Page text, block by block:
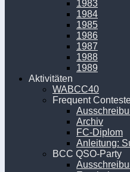
1983
1984
1985
1986
1987
1988
1989
Aktivitäten
WABCC40
Frequent
Archiv
FC-Diplom
Anleitung:
BCC QSO-Party